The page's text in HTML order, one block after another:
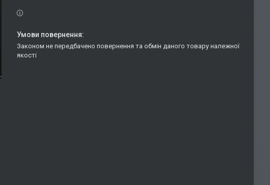
Законом не передбачено повернення та обмін даного товару належної
якості